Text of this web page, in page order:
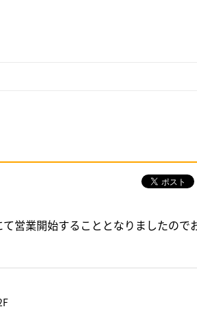
営業開始することとなりましたので